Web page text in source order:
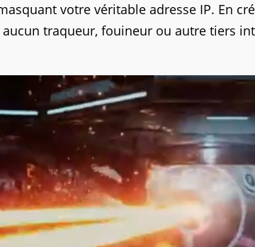
votre véritable adresse IP. En
traqueur, fouineur ou autre tiers